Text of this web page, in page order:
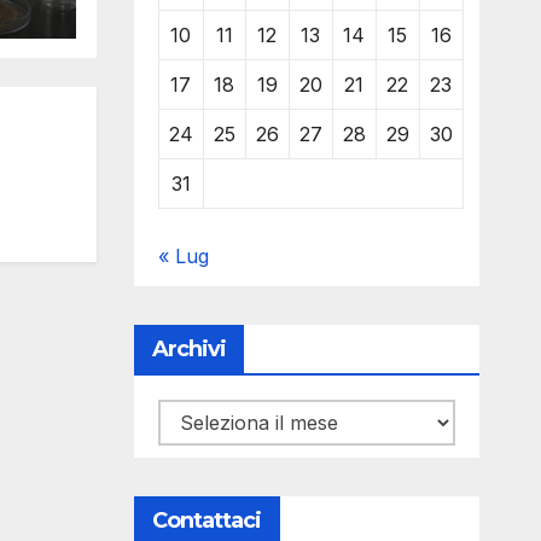
10 11 12 13 14 15 16
17 18 19 20 21 22 23
24 25 26 27 28 29 30
31
« Lug
Archivi
Archivi
Contattaci